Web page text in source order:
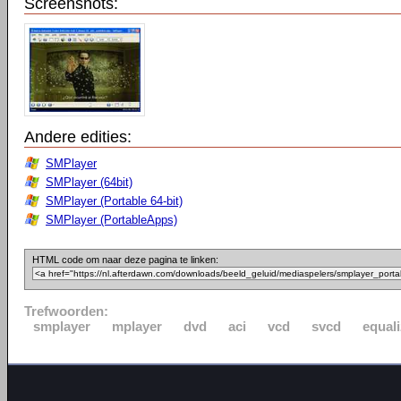
Screenshots:
Andere edities:
SMPlayer
SMPlayer (64bit)
SMPlayer (Portable 64-bit)
SMPlayer (PortableApps)
HTML code om naar deze pagina te linken:
Trefwoorden:
smplayer
mplayer dvd aci vcd svcd